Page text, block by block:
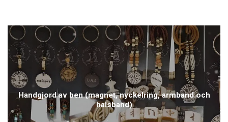
Handgjord av ben (magnet, nyckelring, armband och
halsband)